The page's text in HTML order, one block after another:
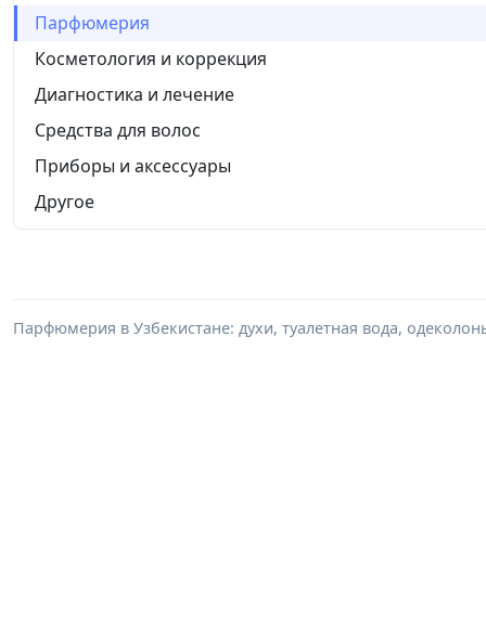
Парфюмерия
Косметология и коррекция
Диагностика и лечение
Средства для волос
Приборы и аксессуары
Другое
Парфюмерия в Узбекистане: духи, туалетная вода,